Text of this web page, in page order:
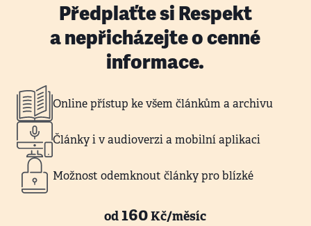
Předplaťte si Respekt
a nepřicházejte o cenné
informace.
Online přístup ke všem článkům a archivu
Články i v audioverzi a mobilní aplikaci
Možnost odemknout články pro blízké
od160Kč/měsíc